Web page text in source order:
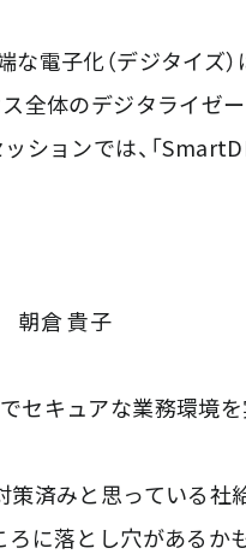
電子化（デジタイズ）
全体のデジタライゼ
ョンでは、「
朝倉 貴子
セキュアな業務環境
済みと思っている社
ろに落とし穴があるか